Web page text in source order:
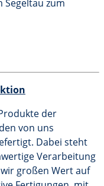
Segeltau zum
der
von uns
Dabei steht
Verarbeitung
großen Wert auf